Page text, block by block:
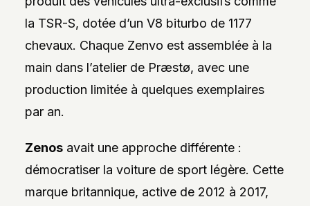
la TSR-S, dotée d’un V8 biturbo de 1177
chevaux. Chaque Zenvo est assemblée à la
main dans l’atelier de Præstø, avec une
production limitée à quelques exemplaires
par an.
Zenosavait une approche différente :
démocratiser la voiture de sport légère. Cette
marque britannique, active de 2012 à 2017,